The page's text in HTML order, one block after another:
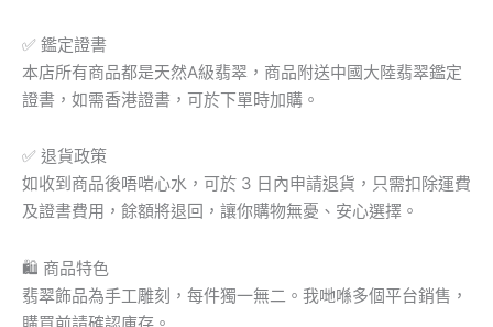
✅ 鑑定證書
本店所有商品都是天然A級翡翠，商品附送中國大陸翡翠鑑定
證書，如需香港證書，可於下單時加購。
✅ 退貨政策
如收到商品後唔啱心水，可於 3 日內申請退貨，只需扣除運費
及證書費用，餘額將退回，讓你購物無憂、安心選擇。
🛍 商品特色
翡翠飾品為手工雕刻，每件獨一無二。我哋喺多個平台銷售，
購買前請確認庫存。